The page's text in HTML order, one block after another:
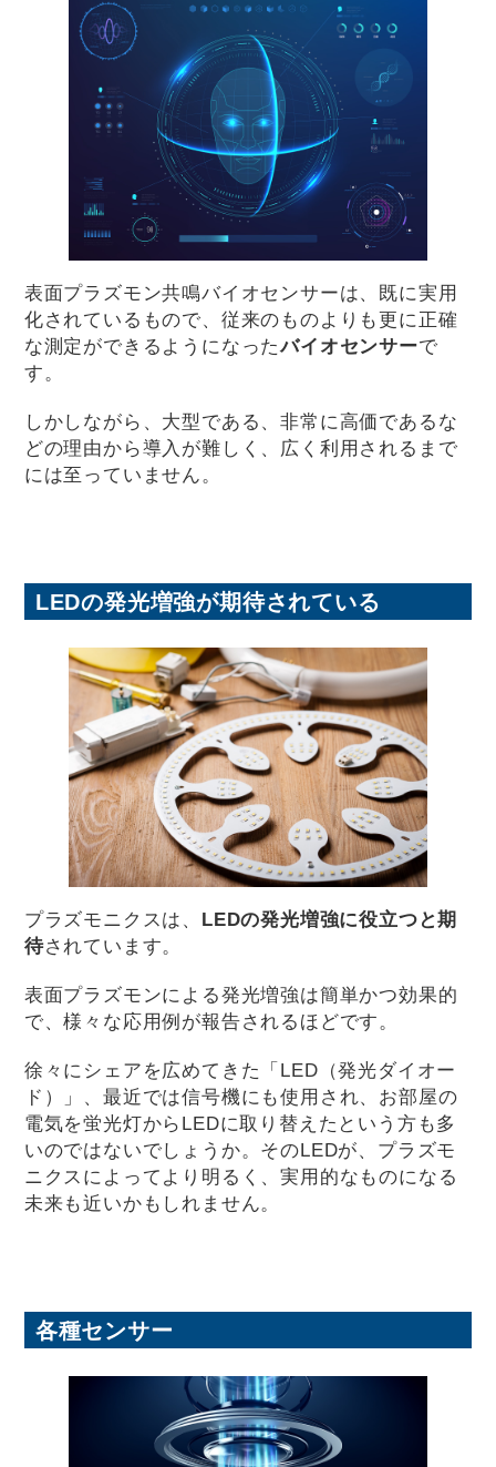
表面プラズモン共鳴バイオセンサーは、既に実用
化されているもので、従来のものよりも更に正確
な測定ができるようになったバイオセンサーで
す。
しかしながら、大型である、非常に高価であるな
どの理由から導入が難しく、広く利用されるまで
には至っていません。
LEDの発光増強が期待されている
プラズモニクスは、 LEDの発光増強に役立つと期
待されています。
表面プラズモンによる発光増強は簡単かつ効果的
で、様々な応用例が報告されるほどです。
徐々にシェアを広めてきた「LED（発光ダイオー
ド）」、最近では信号機にも使用され、お部屋の
電気を蛍光灯からLEDに取り替えたという方も多
いのではないでしょうか。そのLEDが、プラズモ
ニクスによってより明るく、実用的なものになる
未来も近いかもしれません。
各種センサー